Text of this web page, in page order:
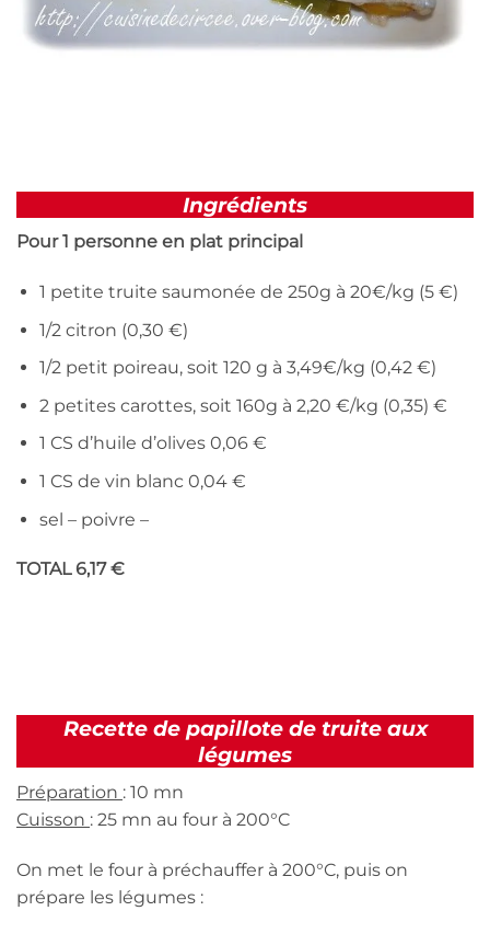
Ingrédients
Pour 1 personne en plat principal
1 petite truite saumonée de 250g à 20€/kg (5 €)
1/2 citron (0,30 €)
1/2 petit poireau, soit 120 g à 3,49€/kg (0,42 €)
2 petites carottes, soit 160g à 2,20 €/kg (0,35) €
1 CS d’huile d’olives 0,06 €
1 CS de vin blanc 0,04 €
sel – poivre –
TOTAL 6,17 €
Recette de papillote de truite aux
légumes
Préparation : 10 mn
Cuisson : 25 mn au four à 200°C
On met le four à préchauffer à 200°C, puis on
prépare les légumes :